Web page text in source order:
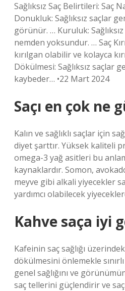
Sağlıksız Saç Belirtileri: Saç
Donukluk: Sağlıksız saçlar
görünür. … Kuruluk:
nemden yoksundur. … Saç
kırılgan olabilir ve kolayca
Dökülmesi: Sağlıksız saçlar
kaybeder… •22 Mart 2024
Saçı en çok ne
Kalın ve sağlıklı saçlar için
diyet şarttır. Yüksek kaliteli
omega-3 yağ asitleri bu
kaynaklardır. Somon,
meyve gibi alkali yiyecekler
yardımcı olabilecek
Kahve saça iyi
Kafeinin saç sağlığı
dökülmesini önlemekle sınırlı
genel sağlığını ve
saç tellerini güçlendirir ve